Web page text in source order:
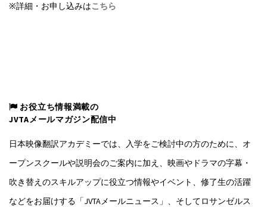
※詳細・お申し込みはこちら
お役立ち情報満載の
JVTAメールマガジン配信中
日本映像翻訳アカデミーでは、入学をご検討中の方のために、オ
ープンスクールや説明会のご案内に加え、映画やドラマの字幕・
吹き替えのスキルアップに役立つ情報やイベント、修了生の活躍
などをお届けする「JVTAメールニュース」、そしてロサンゼルス